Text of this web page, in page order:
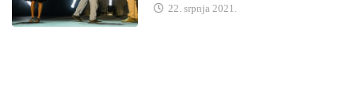
22. srpnja 2021.